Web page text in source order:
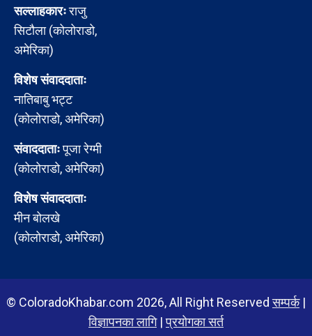
सल्लाहकारःराजु
सिटौला (कोलोराडो,
अमेरिका)
विशेष संवाददाताः
नातिबाबु भट्ट
(कोलोराडो, अमेरिका)
संवाददाताःपूजा रेग्मी
(कोलोराडो, अमेरिका)
विशेष संवाददाताः
मीन बोलखे
(कोलोराडो, अमेरिका)
© ColoradoKhabar.com 2026, All Right Reservedसम्पर्क|
विज्ञापनका लागि|प्रयोगका सर्त